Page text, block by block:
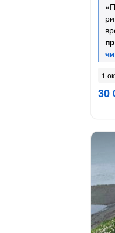
1
30